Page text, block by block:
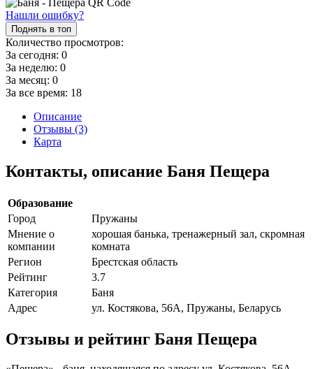
Нашли ошибку?
Поднять в топ
Количество просмотров:
За сегодня: 0
За неделю: 0
За месяц: 0
За все время: 18
Описание
Отзывы (3)
Карта
Контакты, описание Баня Пещера
Образование
Город
Пружаны
Мнение о
компании
хорошая банька, тренажерный зал, скромная
комната
Регион
Брестская область
Рейтинг
3.7
Категория
Баня
Адрес
ул. Костякова, 56А, Пружаны, Беларусь
Отзывы и рейтинг Баня Пещера